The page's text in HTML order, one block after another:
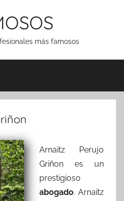
más famosos
Arnaitz Perujo
Griñon es un
prestigioso
abogado. Arnaitz